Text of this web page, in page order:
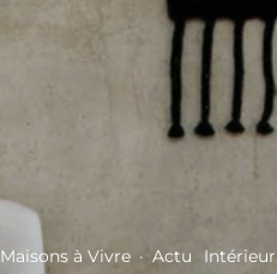
Maisons à Vivre · Actu Intérieur